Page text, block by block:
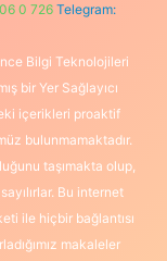
0 726 Telegram:
Bilgi Teknolojileri
bir Yer Sağlayıcı
içerikleri proaktif
bulunmamaktadır.
taşımakta olup,
Bu internet
ile hiçbir bağlantısı
makaleler